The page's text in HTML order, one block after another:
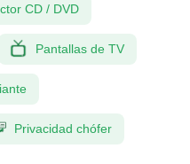
CD / DVD
Pantallas de TV
Privacidad chófer